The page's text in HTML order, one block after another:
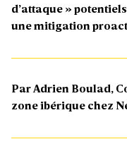
d’attaque »
une mitigation
Par Adrien Boulad,
zone ibérique chez